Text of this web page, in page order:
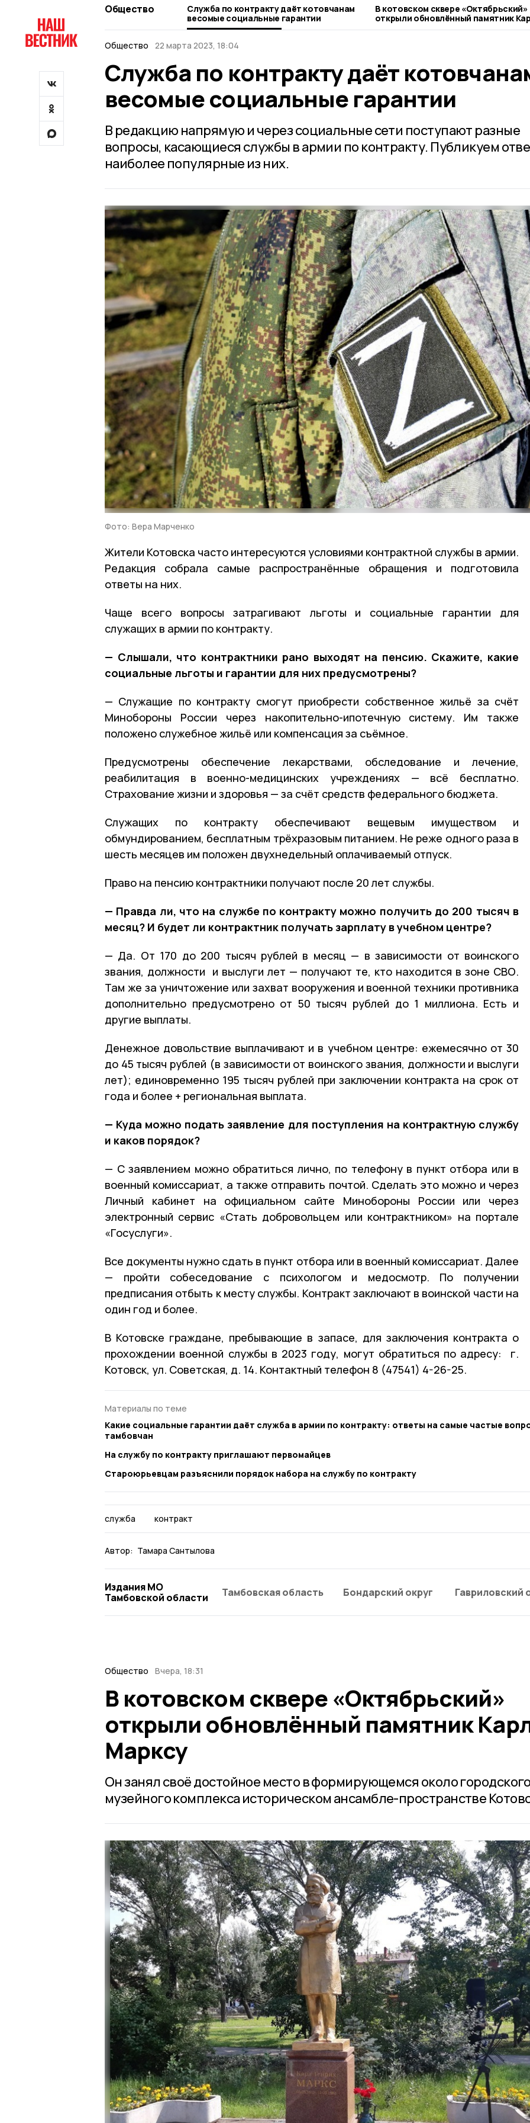
Общество
Служба по контракту даёт котовчанам
весомые социальные гарантии
В котовском сквере «Октябрьский»
открыли обновлённый памятник
Марксу
Общество
22 марта 2023, 18:04
Служба по контракту даёт
весомые социальные гарантии
В редакцию напрямую и через социальные сети поступают разные
вопросы, касающиеся службы в армии по контракту. Публикуем
наиболее популярные из них.
Фото: Вера Марченко
Жители Котовска часто интересуются условиями контрактной службы в армии.
Редакция собрала самые распространённые обращения и подготовила
ответы на них.
Чаще всего вопросы затрагивают льготы и социальные гарантии для
служащих в армии по контракту.
— Слышали, что контрактники рано выходят на пенсию. Скажите, какие
социальные льготы и гарантии для них предусмотрены?
— Служащие по контракту смогут приобрести собственное жильё за счёт
Минобороны России через накопительно-ипотечную систему. Им также
положено служебное жильё или компенсация за съёмное.
Предусмотрены обеспечение лекарствами, обследование и лечение,
реабилитация в военно-медицинских учреждениях — всё бесплатно.
Страхование жизни и здоровья — за счёт средств федерального бюджета.
Служащих по контракту обеспечивают вещевым имуществом и
обмундированием, бесплатным трёхразовым питанием. Не реже одного раза в
шесть месяцев им положен двухнедельный оплачиваемый отпуск.
Право на пенсию контрактники получают после 20 лет службы.
— Правда ли, что на службе по контракту можно получить до 200 тысяч в
месяц? И будет ли контрактник получать зарплату в учебном центре?
— Да. От 170 до 200 тысяч рублей в месяц — в зависимости от воинского
звания, должности и выслуги лет — получают те, кто находится в зоне СВО.
Там же за уничтожение или захват вооружения и военной техники противника
дополнительно предусмотрено от 50 тысяч рублей до 1 миллиона. Есть и
другие выплаты.
Денежное довольствие выплачивают и в учебном центре: ежемесячно от 30
до 45 тысяч рублей (в зависимости от воинского звания, должности и выслуги
лет); единовременно 195 тысяч рублей при заключении контракта на срок от
года и более + региональная выплата.
— Куда можно подать заявление для поступления на контрактную службу
и каков порядок?
— С заявлением можно обратиться лично, по телефону в пункт отбора или в
военный комиссариат, а также отправить почтой. Сделать это можно и через
Личный кабинет на официальном сайте Минобороны России или через
электронный сервис «Стать добровольцем или контрактником» на портале
«Госуслуги».
Все документы нужно сдать в пункт отбора или в военный комиссариат. Далее
— пройти собеседование с психологом и медосмотр. По получении
предписания отбыть к месту службы. Контракт заключают в воинской части на
один год и более.
В Котовске граждане, пребывающие в запасе, для заключения контракта о
прохождении военной службы в 2023 году, могут обратиться по адресу: г.
Котовск, ул. Советская, д. 14. Контактный телефон 8 (47541) 4-26-25.
Материалы по теме
Какие социальные гарантии даёт служба в армии по контракту: ответы на самые частые
тамбовчан
На службу по контракту приглашают первомайцев
Староюрьевцам разъяснили порядок набора на службу по контракту
служба контракт
Автор: Тамара Сантылова
Издания МО
Тамбовской области
Тамбовская область Бондарский округ Гавриловский
Общество Вчера, 18:31
В котовском сквере «Октябрьский»
открыли обновлённый памятник
Марксу
Он занял своё достойное место в формирующемся около
музейного комплекса историческом ансамбле-пространстве